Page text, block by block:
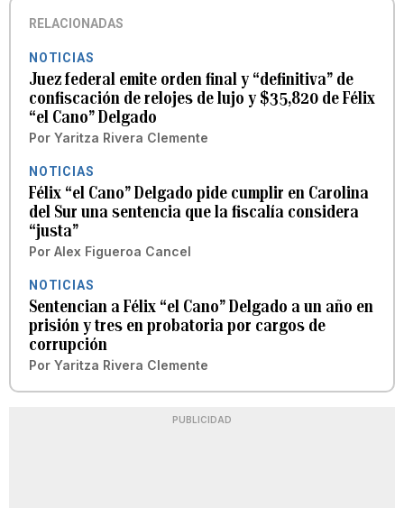
RELACIONADAS
NOTICIAS
Juez federal emite orden final y “definitiva” de
confiscación de relojes de lujo y $35,820 de Félix
“el Cano” Delgado
Por Yaritza Rivera Clemente
NOTICIAS
Félix “el Cano” Delgado pide cumplir en Carolina
del Sur una sentencia que la fiscalía considera
“justa”
Por Alex Figueroa Cancel
NOTICIAS
Sentencian a Félix “el Cano” Delgado a un año en
prisión y tres en probatoria por cargos de
corrupción
Por Yaritza Rivera Clemente
PUBLICIDAD